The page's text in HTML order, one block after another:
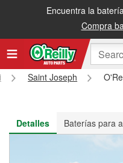
Encuentra la
Compra
Recibe tu orden gratis al
Saint Joseph
Detalles
Baterías para